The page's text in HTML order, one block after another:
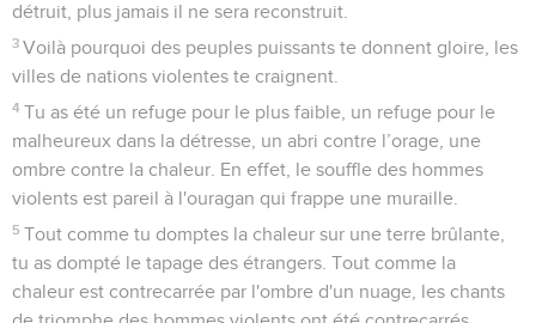
détruit, plus jamais il ne sera reconstruit.
3 Voilà pourquoi des peuples puissants te donnent gloire, les
villes de nations violentes te craignent.
4 Tu as été un refuge pour le plus faible, un refuge pour le
malheureux dans la détresse, un abri contre l’orage, une
ombre contre la chaleur. En effet, le souffle des hommes
violents est pareil à l'ouragan qui frappe une muraille.
5 Tout comme tu domptes la chaleur sur une terre brûlante,
tu as dompté le tapage des étrangers. Tout comme la
chaleur est contrecarrée par l'ombre d'un nuage, les chants